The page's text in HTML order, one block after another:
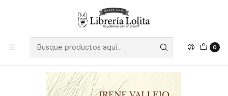
0
Despacho a todo Chile